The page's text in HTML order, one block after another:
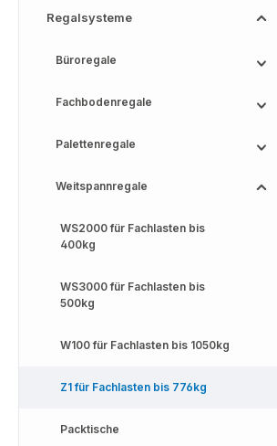
Regalsysteme
Büroregale
Fachbodenregale
Palettenregale
Weitspannregale
WS2000 für Fachlasten bis
400kg
WS3000 für Fachlasten bis
500kg
W100 für Fachlasten bis 1050kg
Z1 für Fachlasten bis 776kg
Packtische